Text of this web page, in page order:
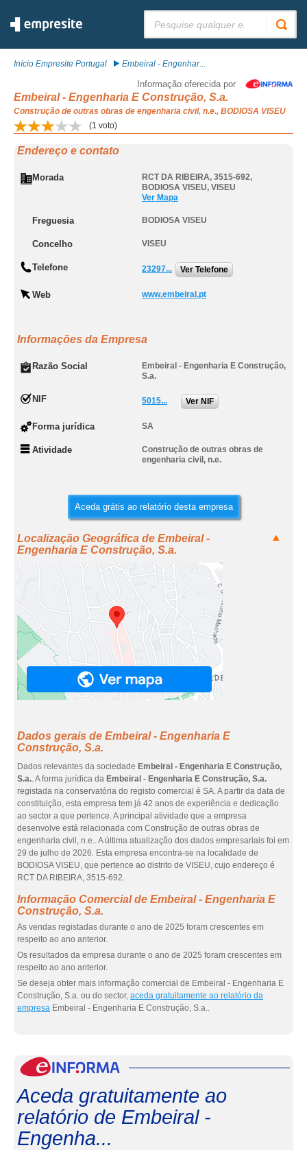
Início Empresite Portugal Embeiral - Engenhar...
Informação oferecida por
Embeiral - Engenharia E Construção, S.a.
Construção de outras obras de engenharia civil, n.e., BODIOSA VISEU
(1 voto)
Endereço e contato
Morada RCT DA RIBEIRA, 3515-692,
BODIOSA VISEU, VISEU
Ver Mapa
Freguesia BODIOSA VISEU
Concelho VISEU
Telefone 23297... Ver Telefone
Web www.embeiral.pt
Informações da Empresa
Razão Social
Embeiral - Engenharia E Construção,
S.a.
NIF 5015... Ver NIF
Forma jurídica SA
Atividade
Construção de outras obras de
engenharia civil, n.e.
Aceda grátis ao relatório desta empresa
Localização Geográfica de Embeiral -
Engenharia E Construção, S.a.
Dados gerais de Embeiral - Engenharia E
Construção, S.a.
Dados relevantes da sociedade Embeiral - Engenharia E Construção,
S.a.. A forma jurídica da Embeiral - Engenharia E Construção, S.a.
registada na conservatória do registo comercial é SA. A partir da data de
constituição, esta empresa tem já 42 anos de experiência e dedicação
ao sector a que pertence. A principal atividade que a empresa
desenvolve está relacionada com Construção de outras obras de
engenharia civil, n.e.. A última atualização dos dados empresariais foi em
29 de julho de 2026. Esta empresa encontra-se na localidade de
BODIOSA VISEU, que pertence ao distrito de VISEU, cujo endereço é
RCT DA RIBEIRA, 3515-692.
Informação Comercial de Embeiral - Engenharia E
Construção, S.a.
As vendas registadas durante o ano de 2025 foram crescentes em
respeito ao ano anterior.
Os resultados da empresa durante o ano de 2025 foram crescentes em
respeito ao ano anterior.
Se deseja obter mais informação comercial de Embeiral - Engenharia E
Construção, S.a. ou do sector, aceda gratuitamente ao relatório da
empresa Embeiral - Engenharia E Construção, S.a..
Aceda gratuitamente ao
relatório de Embeiral -
Engenha...